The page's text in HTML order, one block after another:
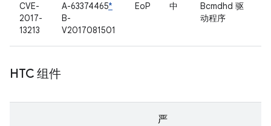
CVE-
2017-
13213
A-63374465*
B-
V2017081501
EoP 中
Bcmdhd 驱
动程序
HTC 组件
严